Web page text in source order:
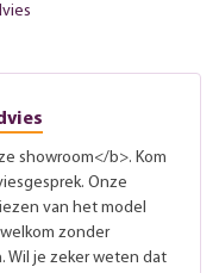
showroom</b>. Kom
Onze
van het model
zonder
Wil je zeker weten dat